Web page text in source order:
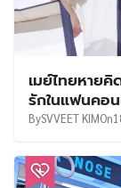
เมย์ไทยหาย
รักในแฟนคอ
BySVVEET KIMOn